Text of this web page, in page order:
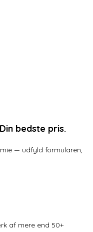
bedste pris.
— udfyld formularen,
af mere end 50+